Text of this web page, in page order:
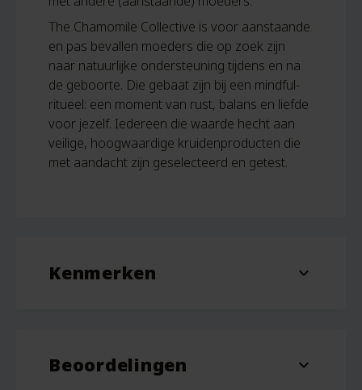
The Chamomile Collective is voor aanstaande
en pas bevallen moeders die op zoek zijn
naar natuurlijke ondersteuning tijdens en na
de geboorte. Die gebaat zijn bij een mindful-
ritueel: een moment van rust, balans en liefde
voor jezelf. Iedereen die waarde hecht aan
veilige, hoogwaardige kruidenproducten die
met aandacht zijn geselecteerd en getest.
Kenmerken expand_more
Beoordelingen expand_more